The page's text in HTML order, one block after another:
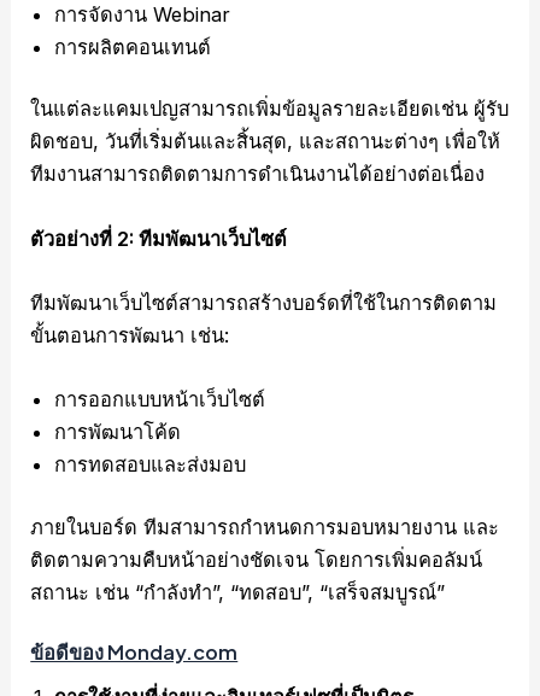
การจัดงาน Webinar
การผลิตคอนเทนต์
ในแต่ละแคมเปญสามารถเพิ่มข้อมูลรายละเอียดเช่น ผู้รับ
ผิดชอบ, วันที่เริ่มต้นและสิ้นสุด, และสถานะต่างๆ เพื่อให้
ทีมงานสามารถติดตามการดำเนินงานได้อย่างต่อเนื่อง
ตัวอย่างที่ 2: ทีมพัฒนาเว็บไซต์
ทีมพัฒนาเว็บไซต์สามารถสร้างบอร์ดที่ใช้ในการติดตาม
ขั้นตอนการพัฒนา เช่น:
การออกแบบหน้าเว็บไซต์
การพัฒนาโค้ด
การทดสอบและส่งมอบ
ภายในบอร์ด ทีมสามารถกำหนดการมอบหมายงาน และ
ติดตามความคืบหน้าอย่างชัดเจน โดยการเพิ่มคอลัมน์
สถานะ เช่น “กำลังทำ”, “ทดสอบ”, “เสร็จสมบูรณ์”
ข้อดีของ Monday.com